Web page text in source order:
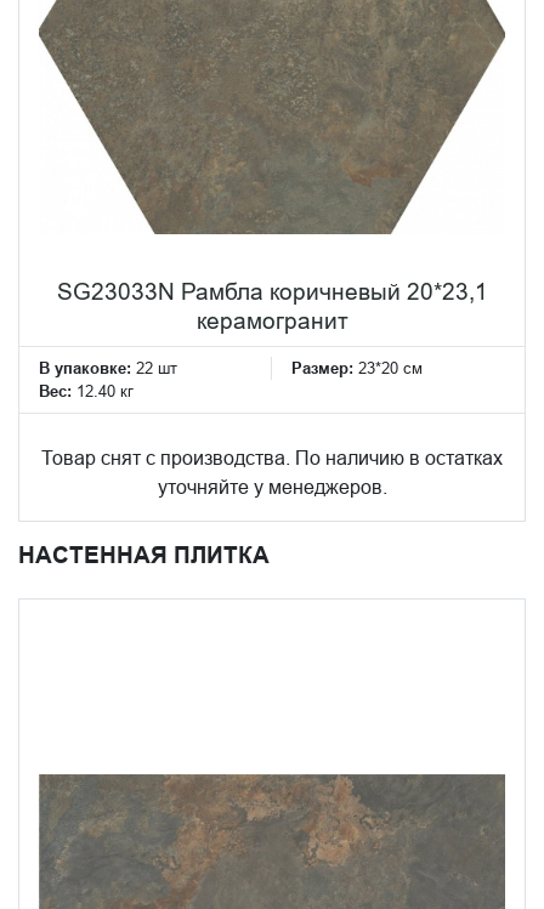
SG23033N Рамбла коричневый 20*23,1
керамогранит
В упаковке: 22 шт Размер: 23*20 см
Вес: 12.40 кг
Товар снят с производства. По наличию в остатках
уточняйте у менеджеров.
НАСТЕННАЯ ПЛИТКА